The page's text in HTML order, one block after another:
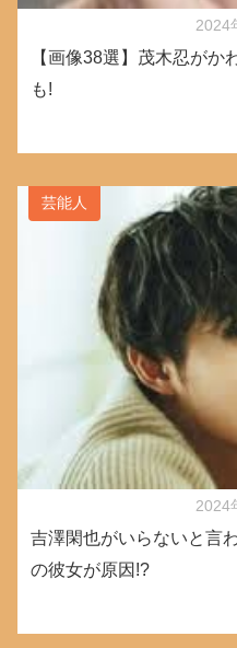
2024
【画像38選】茂木忍が
も!
芸能人
2024
吉澤閑也がいらないと言
の彼女が原因!?